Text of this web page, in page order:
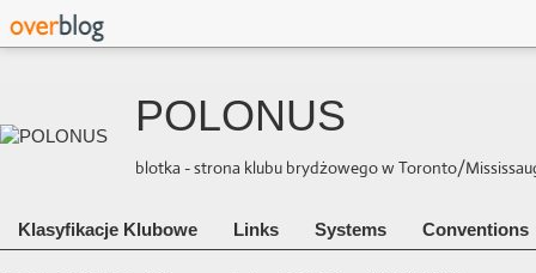
POLONUS
blotka - strona klubu brydżowego w Toronto/
Klasyfikacje Klubowe Links Systems Conventions